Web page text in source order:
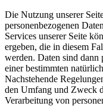
Die Nutzung unserer
personenbezogenen
Services unserer Seite
ergeben, die in diesem
werden. Daten sind dann
einer bestimmten
Nachstehende
den Umfang und Zweck
Verarbeitung von